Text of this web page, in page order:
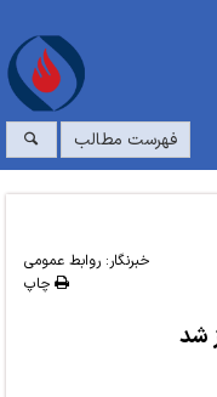
فهرست مطالب
خبرنگار: روابط عمومی
چاپ